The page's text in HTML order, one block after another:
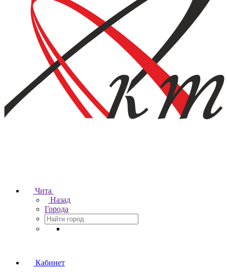
Чита
Назад
Города
Кабинет